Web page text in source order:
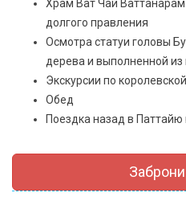
Храм Ват Чай
долгого правления
Осмотра статуи головы
дерева и выполненной из
Экскурсии по
Обед
Поездка назад в